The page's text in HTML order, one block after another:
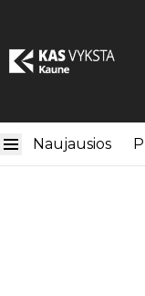
Naujausios